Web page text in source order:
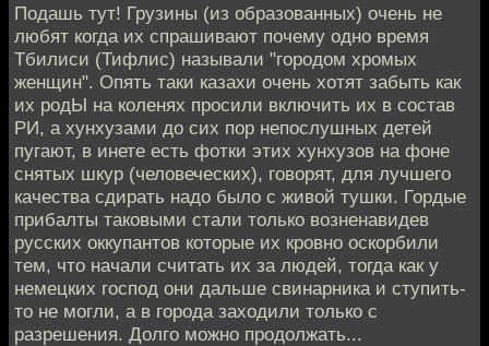
Подашь тут! Грузины (из образованных) очень не
любят когда их спрашивают почему одно время
Тбилиси (Тифлис) называли "городом хромых
женщин". Опять таки казахи очень хотят забыть как
их родЫ на коленях просили включить их в состав
РИ, а хунхузами до сих пор непослушных детей
пугают, в инете есть фотки этих хунхузов на фоне
снятых шкур (человеческих), говорят, для лучшего
качества сдирать надо было с живой тушки. Гордые
прибалты таковыми стали только возненавидев
русских оккупантов которые их кровно оскорбили
тем, что начали считать их за людей, тогда как у
немецких господ они дальше свинарника и ступить-
то не могли, а в города заходили только с
разрешения. Долго можно продолжать...